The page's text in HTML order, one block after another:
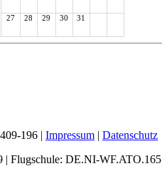
27 28 29 30 31
196 | Impressum | Datenschutz
| Flugschule: DE.NI-WF.ATO.165